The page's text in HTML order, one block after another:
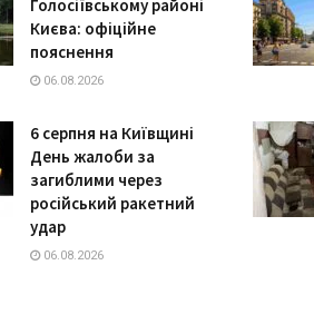
Голосіївському районі
Києва: офіційне
пояснення
06.08.2026
6 серпня на Київщині
День жалоби за
загиблими через
російський ракетний
удар
06.08.2026